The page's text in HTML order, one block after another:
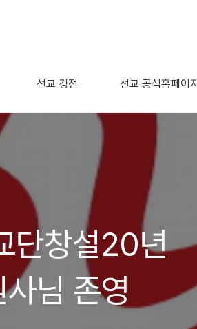
선교 경전 선교 공식홈페이지
단창설20년
님 존영